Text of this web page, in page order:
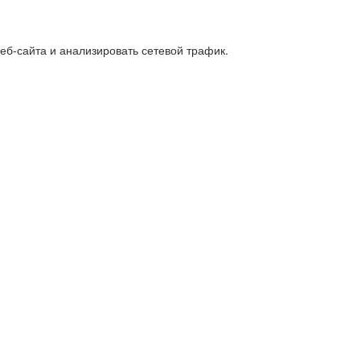
сайта и анализировать сетевой трафик.